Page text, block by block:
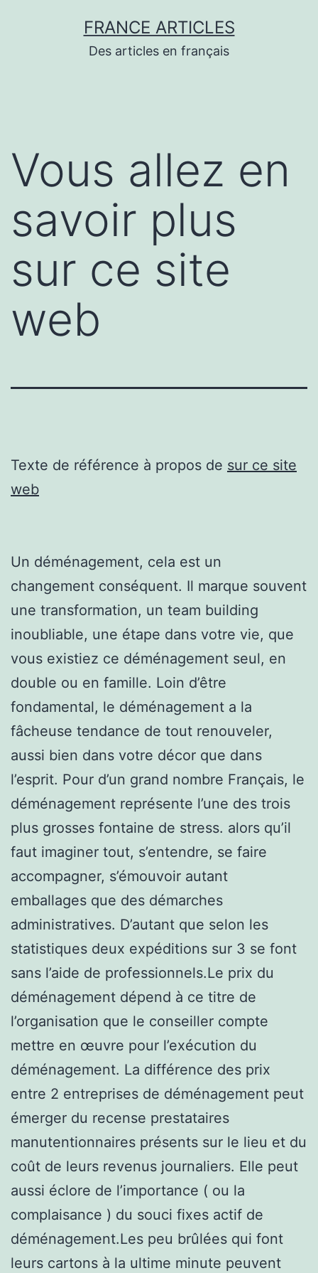
FRANCE ARTICLES
Des articles en français
Vous allez en
savoir plus
sur ce site
web
Texte de référence à propos de sur ce site
web
Un déménagement, cela est un
changement conséquent. Il marque souvent
une transformation, un team building
inoubliable, une étape dans votre vie, que
vous existiez ce déménagement seul, en
double ou en famille. Loin d’être
fondamental, le déménagement a la
fâcheuse tendance de tout renouveler,
aussi bien dans votre décor que dans
l’esprit. Pour d’un grand nombre Français, le
déménagement représente l’une des trois
plus grosses fontaine de stress. alors qu’il
faut imaginer tout, s’entendre, se faire
accompagner, s’émouvoir autant
emballages que des démarches
administratives. D’autant que selon les
statistiques deux expéditions sur 3 se font
sans l’aide de professionnels.Le prix du
déménagement dépend à ce titre de
l’organisation que le conseiller compte
mettre en œuvre pour l’exécution du
déménagement. La différence des prix
entre 2 entreprises de déménagement peut
émerger du recense prestataires
manutentionnaires présents sur le lieu et du
coût de leurs revenus journaliers. Elle peut
aussi éclore de l’importance ( ou la
complaisance ) du souci fixes actif de
déménagement.Les peu brûlées qui font
leurs cartons à la ultime minute peuvent